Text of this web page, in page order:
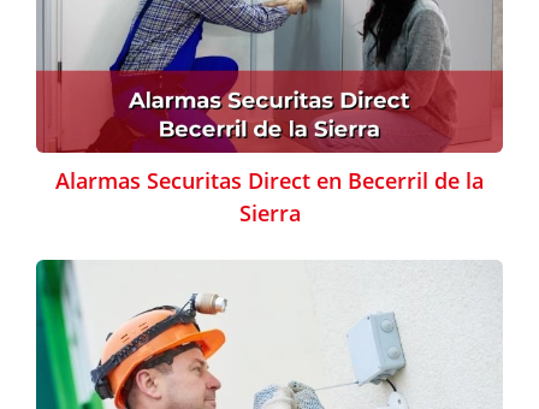
Alarmas Securitas Direct en Becerril de la
Sierra